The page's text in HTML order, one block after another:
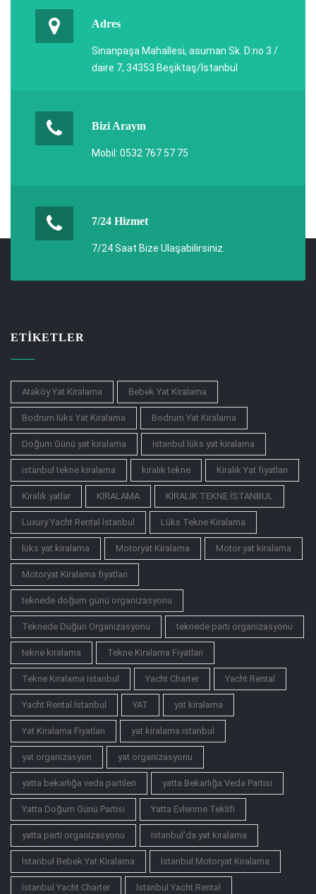
Adres
Sinanpaşa Mahallesi, asuman Sk. D:no 3 /
daire 7, 34353 Beşiktaş/İstanbul
Bizi Arayın
Mobil: 0532 767 57 75
7/24 Hizmet
7/24 Saat Bize Ulaşabilirsiniz.
ETIKETLER
Ataköy Yat Kiralama Bebek Yat Kiralama
Bodrum lüks Yat Kiralama Bodrum Yat Kiralama
Doğum Günü yat kiralama istanbul lüks yat kiralama
istanbul tekne kiralama kiralık tekne Kiralık Yat fiyatları
Kiralık yatlar KİRALAMA KİRALIK TEKNE İSTANBUL
Luxury Yacht Rental İstanbul Lüks Tekne Kiralama
lüks yat kiralama Motoryat Kiralama Motor yat kiralama
Motoryat Kiralama fiyatları
teknede doğum günü organizasyonu
Teknede Düğün Organizasyonu teknede parti organizasyonu
tekne kiralama Tekne Kiralama Fiyatları
Tekne Kiralama istanbul Yacht Charter Yacht Rental
Yacht Rental İstanbul YAT yat kiralama
Yat Kiralama Fiyatları yat kiralama istanbul
yat organizasyon yat organizasyonu
yatta bekarlığa veda partileri yatta Bekarlığa Veda Partisi
Yatta Doğum Günü Partisi Yatta Evlenme Teklifi
yatta parti organizasyonu İstanbul'da yat kiralama
İstanbul Bebek Yat Kiralama İstanbul Motoryat Kiralama
İstanbul Yacht Charter İstanbul Yacht Rental